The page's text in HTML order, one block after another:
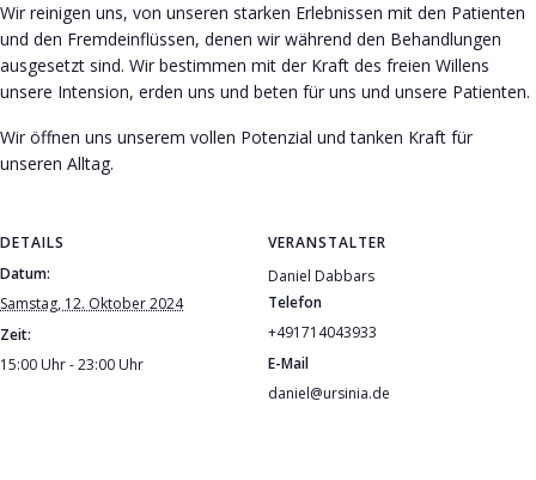
Wir reinigen uns, von unseren starken Erlebnissen mit den Patienten
und den Fremdeinflüssen, denen wir während den Behandlungen
ausgesetzt sind. Wir bestimmen mit der Kraft des freien Willens
unsere Intension, erden uns und beten für uns und unsere Patienten.
Wir öffnen uns unserem vollen Potenzial und tanken Kraft für
unseren Alltag.
DETAILS
Datum:
Samstag, 12. Oktober 2024
Zeit:
15:00 Uhr - 23:00 Uhr
VERANSTALTER
Daniel Dabbars
Telefon
+491714043933
E-Mail
daniel@ursinia.de